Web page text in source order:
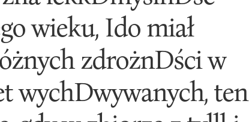
wieku, Ido miał
zdrożnDści w
wychDwywanych, ten